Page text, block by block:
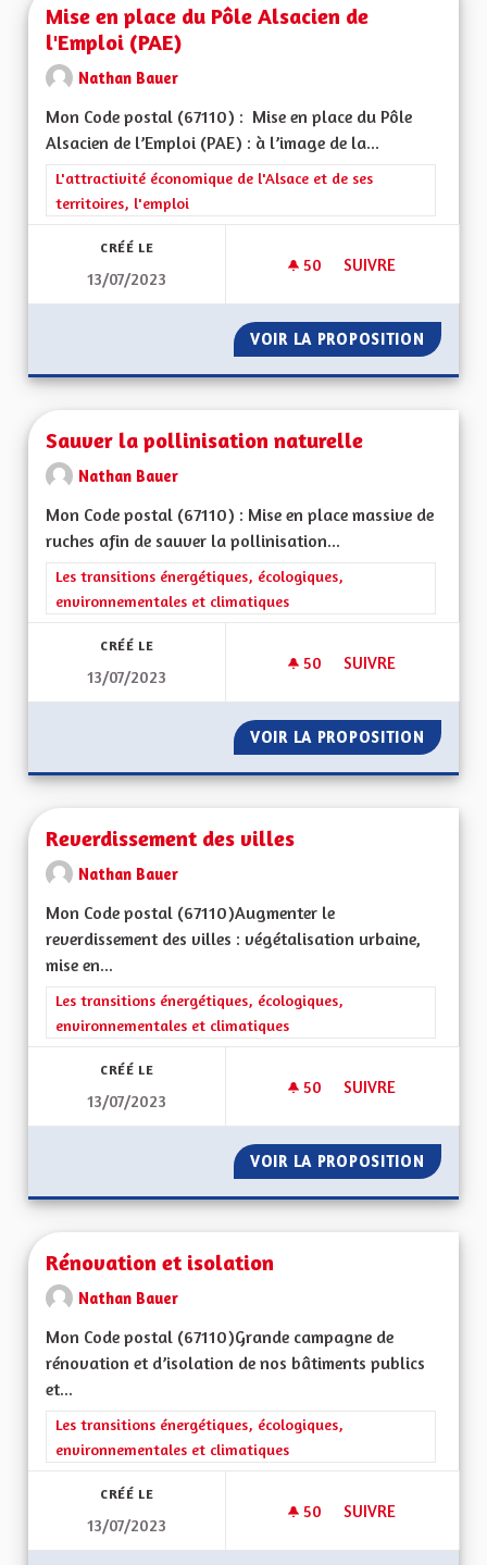
Mise en place du Pôle Alsacien de
l'Emploi (PAE)
Nathan Bauer
Mon Code postal (67110) : Mise en place du Pôle
Alsacien de l’Emploi (PAE) : à l’image de la...
Filtrer les résultats de la catégorie : L'attractivité
L'attractivité économique de l'Alsace et de ses
territoires, l'emploi
CRÉÉ LE
13/07/2023
50 50 ABONNÉS
SUIVRE
VOIR LA PROPOSITION MISE
Sauver la pollinisation naturelle
Nathan Bauer
Mon Code postal (67110) : Mise en place massive de
ruches afin de sauver la pollinisation...
Filtrer les résultats de la catégorie : Les transitions
Les transitions énergétiques, écologiques,
environnementales et climatiques
CRÉÉ LE
13/07/2023
50 50 ABONNÉS
SUIVRE
VOIR LA PROPOSITION
Reverdissement des villes
Nathan Bauer
Mon Code postal (67110) Augmenter le
reverdissement des villes : végétalisation urbaine,
mise en...
Filtrer les résultats de la catégorie : Les transitions
Les transitions énergétiques, écologiques,
environnementales et climatiques
CRÉÉ LE
13/07/2023
50 50 ABONNÉS
SUIVRE
VOIR LA PROPOSITION
Rénovation et isolation
Nathan Bauer
Mon Code postal (67110)Grande campagne de
rénovation et d’isolation de nos bâtiments publics
et...
Filtrer les résultats de la catégorie : Les transitions
Les transitions énergétiques, écologiques,
environnementales et climatiques
CRÉÉ LE
13/07/2023
50 50 ABONNÉS
SUIVRE